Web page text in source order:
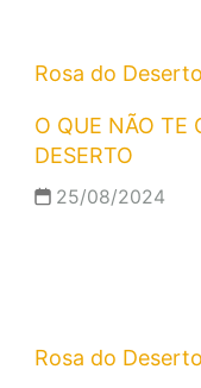
Rosa do Deserto
O QUE NÃO TE
DESERTO
25/08/2024
Rosa do Deserto